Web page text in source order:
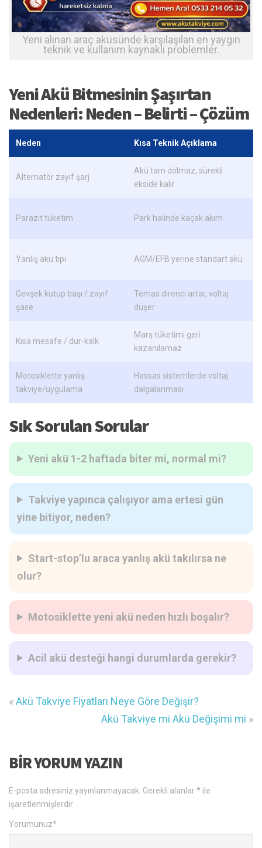
Yeni alınan araç aküsünde karşılaşılan en yaygın
teknik ve kullanım kaynaklı problemler.
Yeni Akü Bitmesinin Şaşırtan
Nedenleri: Neden – Belirti – Çözüm
Neden Kısa Teknik Açıklama
Alternatör zayıf şarj
Akü tam dolmaz, sürekli
ekside kalır
Parazit tüketim Park halinde kaçak akım
Yanlış akü tipi AGM/EFB yerine standart akü
Gevşek kutup başı / zayıf
şase
Temas direnci artar, voltaj
düşer
Kısa mesafe / dur-kalk
Marş tüketimi geri
kazanılamaz
Motosiklette yanlış
takviye/uygulama
Hassas sistemlerde voltaj
dalgalanması
Sık Sorulan Sorular
Yeni akü 1-2 haftada biter mi, normal mi?
Takviye yapınca çalışıyor ama ertesi gün
yine bitiyor, neden?
Start-stop’lu araca yanlış akü takılırsa ne
olur?
Motosiklette yeni akü neden hızlı boşalır?
Acil akü desteği hangi durumlarda gerekir?
«Akü Takviye Fiyatları Neye Göre Değişir?
Akü Takviye mi Akü Değişimi mi »
BIR YORUM YAZIN
E-posta adresiniz yayınlanmayacak. Gerekli alanlar* ile
işaretlenmişlerdir
Yorumunuz*